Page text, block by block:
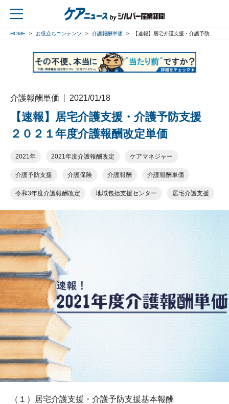
HOME お役立ちコンテンツ 介護報酬単価 【速報】居宅介護支援・介護予防支援 ２０２１年度介護報酬改定単価
介護報酬単価 2021/01/18
【速報】居宅介護支援・介護予防支援
２０２１年度介護報酬改定単価
2021年 2021年度介護報酬改定 ケアマネジャー
介護予防支援 介護保険 介護報酬 介護報酬単価
令和3年度介護報酬改定 地域包括支援センター 居宅介護支援
（１）居宅介護支援・介護予防支援基本報酬